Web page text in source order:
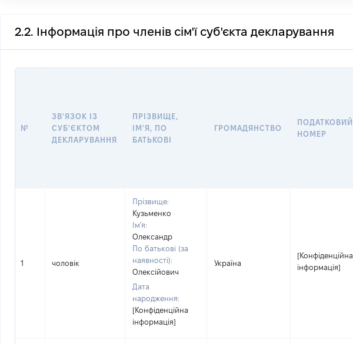
2.2. Інформація про членів сім'ї суб'єкта декларування
№
ЗВ'ЯЗОК ІЗ
СУБ'ЄКТОМ
ДЕКЛАРУВАННЯ
ПРІЗВИЩЕ,
ІМ'Я, ПО
БАТЬКОВІ
ГРОМАДЯНСТВО
ПОДАТКОВИЙ
НОМЕР
1 чоловік
Прізвище:
Кузьменко
Ім'я:
Олександр
По батькові (за
наявності):
Олексійович
Дата
народження:
[Конфіденційна
інформація]
Україна
[Конфіденційна
інформація]